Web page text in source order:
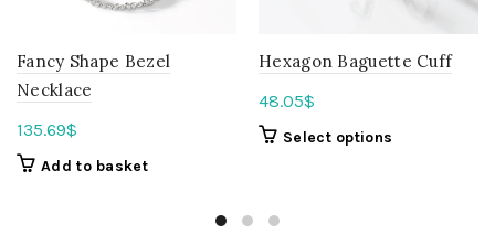
Fancy Shape Bezel
Necklace
135.69$
Add to basket
Hexagon Baguette Cuff
48.05$
Select options